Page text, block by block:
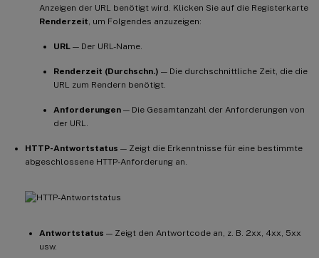
Anzeigen der URL benötigt wird. Klicken Sie auf die Registerkarte
Renderzeit , um Folgendes anzuzeigen:
URL — Der URL-Name.
Renderzeit (Durchschn.) — Die durchschnittliche Zeit, die die
URL zum Rendern benötigt.
Anforderungen — Die Gesamtanzahl der Anforderungen von
der URL.
HTTP-Antwortstatus — Zeigt die Erkenntnisse für eine bestimmte
abgeschlossene HTTP-Anforderung an.
Antwortstatus — Zeigt den Antwortcode an, z. B. 2xx, 4xx, 5xx
usw.